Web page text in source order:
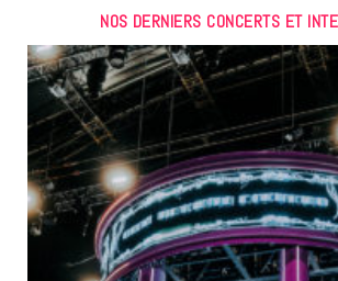
NOS DERNIERS CONCERTS ET